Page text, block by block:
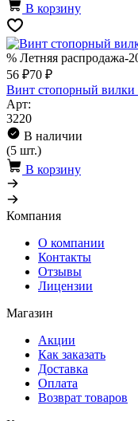
В корзину
% Летняя распродажа-
56 ₽70 ₽
Винт стопорный вилки
Арт:
3220
В наличии
(5 шт.)
В корзину
Компания
О компании
Контакты
Отзывы
Лицензии
Магазин
Акции
Как заказать
Доставка
Оплата
Возврат товаров